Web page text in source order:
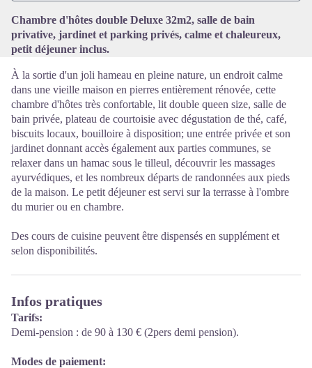
Chambre d'hôtes double Deluxe 32m2, salle de bain
privative, jardinet et parking privés, calme et chaleureux,
petit déjeuner inclus.
À la sortie d'un joli hameau en pleine nature, un endroit calme
dans une vieille maison en pierres entièrement rénovée, cette
chambre d'hôtes très confortable, lit double queen size, salle de
bain privée, plateau de courtoisie avec dégustation de thé, café,
biscuits locaux, bouilloire à disposition; une entrée privée et son
jardinet donnant accès également aux parties communes, se
relaxer dans un hamac sous le tilleul, découvrir les massages
ayurvédiques, et les nombreux départs de randonnées aux pieds
de la maison. Le petit déjeuner est servi sur la terrasse à l'ombre
du murier ou en chambre.
Des cours de cuisine peuvent être dispensés en supplément et
selon disponibilités.
Infos pratiques
Tarifs:
Demi-pension : de 90 à 130 € (2pers demi pension).
Modes de paiement: